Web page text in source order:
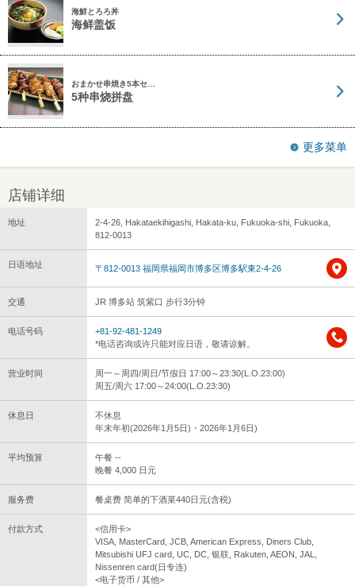
海鮮とろろ丼
海鲜盖饭
おまかせ串焼き5本セ…
5种串烧拼盘
更多菜单
店铺详细
地址
2-4-26, Hakataekihigashi, Hakata-ku, Fukuoka-shi, Fukuoka,
812-0013
日语地址 〒812-0013 福岡県福岡市博多区博多駅東2-4-26
交通 JR 博多站 筑紫口 步行3分钟
电话号码
+81-92-481-1249
*电话咨询或许只能对应日语，敬请谅解。
营业时间
周一～周四/周日/节假日 17:00～23:30(L.O.23:00)
周五/周六 17:00～24:00(L.O.23:30)
休息日
不休息
年末年初(2026年1月5日)・2026年1月6日)
平均预算
午餐 --
晚餐 4,000 日元
服务费 餐桌费 简单的下酒菜440日元(含税)
付款方式
<信用卡>
VISA, MasterCard, JCB, American Express, Diners Club,
Mitsubishi UFJ card, UC, DC, 银联, Rakuten, AEON, JAL,
Nissenren card(日专连)
<电子货币 / 其他>